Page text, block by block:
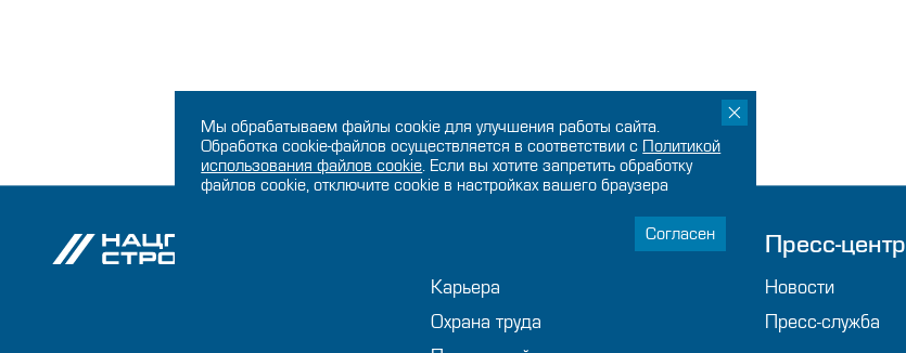
Карьера
Охрана труда
Пресс-центр
Новости
Пресс-служба
Мы обрабатываем файлы cookie для улучшения работы сайта.
Обработка cookie-файлов осуществляется в соответствии с Политикой
использования файлов сookie. Если вы хотите запретить обработку
файлов cookie, отключите cookie в настройках вашего браузера
Согласен